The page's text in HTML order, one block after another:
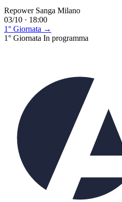
Repower Sanga Milano
03/10 · 18:00
1° Giornata →
1° Giornata In programma